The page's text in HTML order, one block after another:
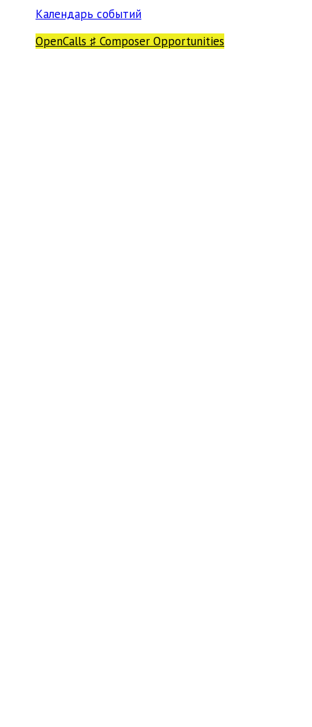
Календарь событий
OpenCalls ♯ Composer Opportunities